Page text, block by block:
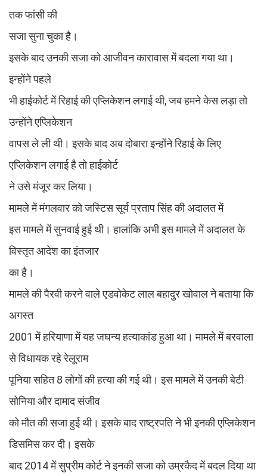
तक फांसी की
सजा सुना चुका है।
इसके बाद उनकी सजा को आजीवन कारावास में बदला गया था।
इन्होंने पहले
भी हाईकोर्ट में रिहाई की एप्लिकेशन लगाई थी, जब हमने केस लड़ा तो
उन्होंने एप्लिकेशन
वापस ले ली थी। इसके बाद अब दोबारा इन्होंने रिहाई के लिए
एप्लिकेशन लगाई है तो हाईकोर्ट
ने उसे मंजूर कर लिया।
मामले में मंगलवार को जस्टिस सूर्य प्रताप सिंह की अदालत में
इस मामले में सुनवाई हुई थी। हालांकि अभी इस मामले में अदालत के
विस्तृत आदेश का इंतजार
का है।
मामले की पैरवी करने वाले एडवोकेट लाल बहादुर खोवाल ने बताया कि
अगस्त
2001 में हरियाणा में यह जघन्य हत्याकांड हुआ था। मामले में बरवाला
से विधायक रहे रेलूराम
पूनिया सहित 8 लोगों की हत्या की गई थी। इस मामले में उनकी बेटी
सोनिया और दामाद संजीव
को मौत की सजा हुई थी। इसके बाद राष्ट्रपति ने भी इनकी एप्लिकेशन
डिसमिस कर दी। इसके
बाद 2014 में सुप्रीम कोर्ट ने इनकी सजा को उम्रकैद में बदल दिया था